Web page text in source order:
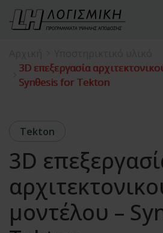
3D επεξεργασία
Synθesis for Tekton
Tekton
3D
μοντέλου –